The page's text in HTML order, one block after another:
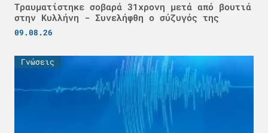
Τραυματίστηκε σοβαρά 31χρονη μετά από βουτιά
στην Κυλλήνη - Συνελήφθη ο σύζυγός της
09.08.26
Γνώσεις